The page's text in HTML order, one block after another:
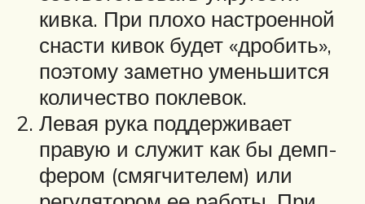
кивка. При плохо настроенной
снасти кивок будет «дробить»,
поэтому заметно уменьшится
количество покле­вок.
Левая рука под­держивает
правую и служит как бы демп­
фером (смягчителем) или